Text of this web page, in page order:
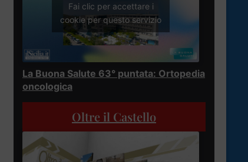
Fai clic per accettare i
cookie per questo servizio
La Buona Salute 63° puntata: Ortopedia
oncologica
Oltre il Castello